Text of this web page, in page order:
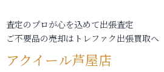
査定のプロが心を込めて出張査定
ご不要品の売却はトレファク出張買取へ
アクイール芦屋店